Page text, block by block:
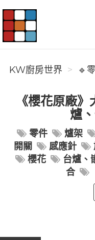
KW廚房世界
KW廚房世界 🔹
《櫻花原廠
爐
零件 爐架
開關
感應針
櫻花
台爐、
合